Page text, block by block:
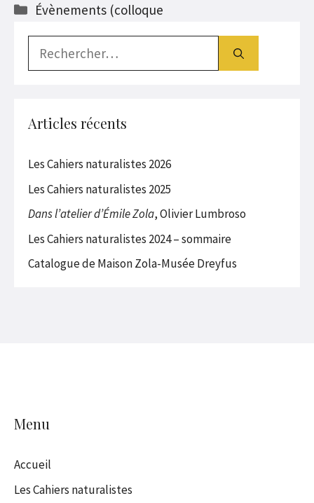
Catégories
Évènements (colloque
Articles récents
Les Cahiers naturalistes 2026
Les Cahiers naturalistes 2025
Dans l’atelier d’Émile Zola, Olivier Lumbroso
Les Cahiers naturalistes 2024 – sommaire
Catalogue de Maison Zola-Musée Dreyfus
Menu
Accueil
Les Cahiers naturalistes